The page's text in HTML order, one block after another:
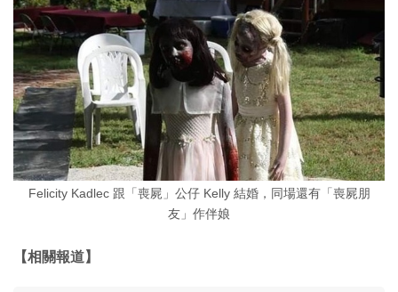
Felicity Kadlec 跟「喪屍」公仔 Kelly 結婚，同場還有「喪屍朋
友」作伴娘
【相關報道】